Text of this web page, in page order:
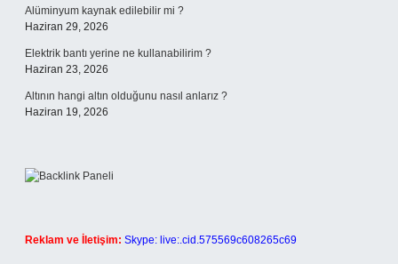
Alüminyum kaynak edilebilir mi ?
Haziran 29, 2026
Elektrik bantı yerine ne kullanabilirim ?
Haziran 23, 2026
Altının hangi altın olduğunu nasıl anlarız ?
Haziran 19, 2026
Reklam ve İletişim: Skype: live:.cid.575569c608265c69